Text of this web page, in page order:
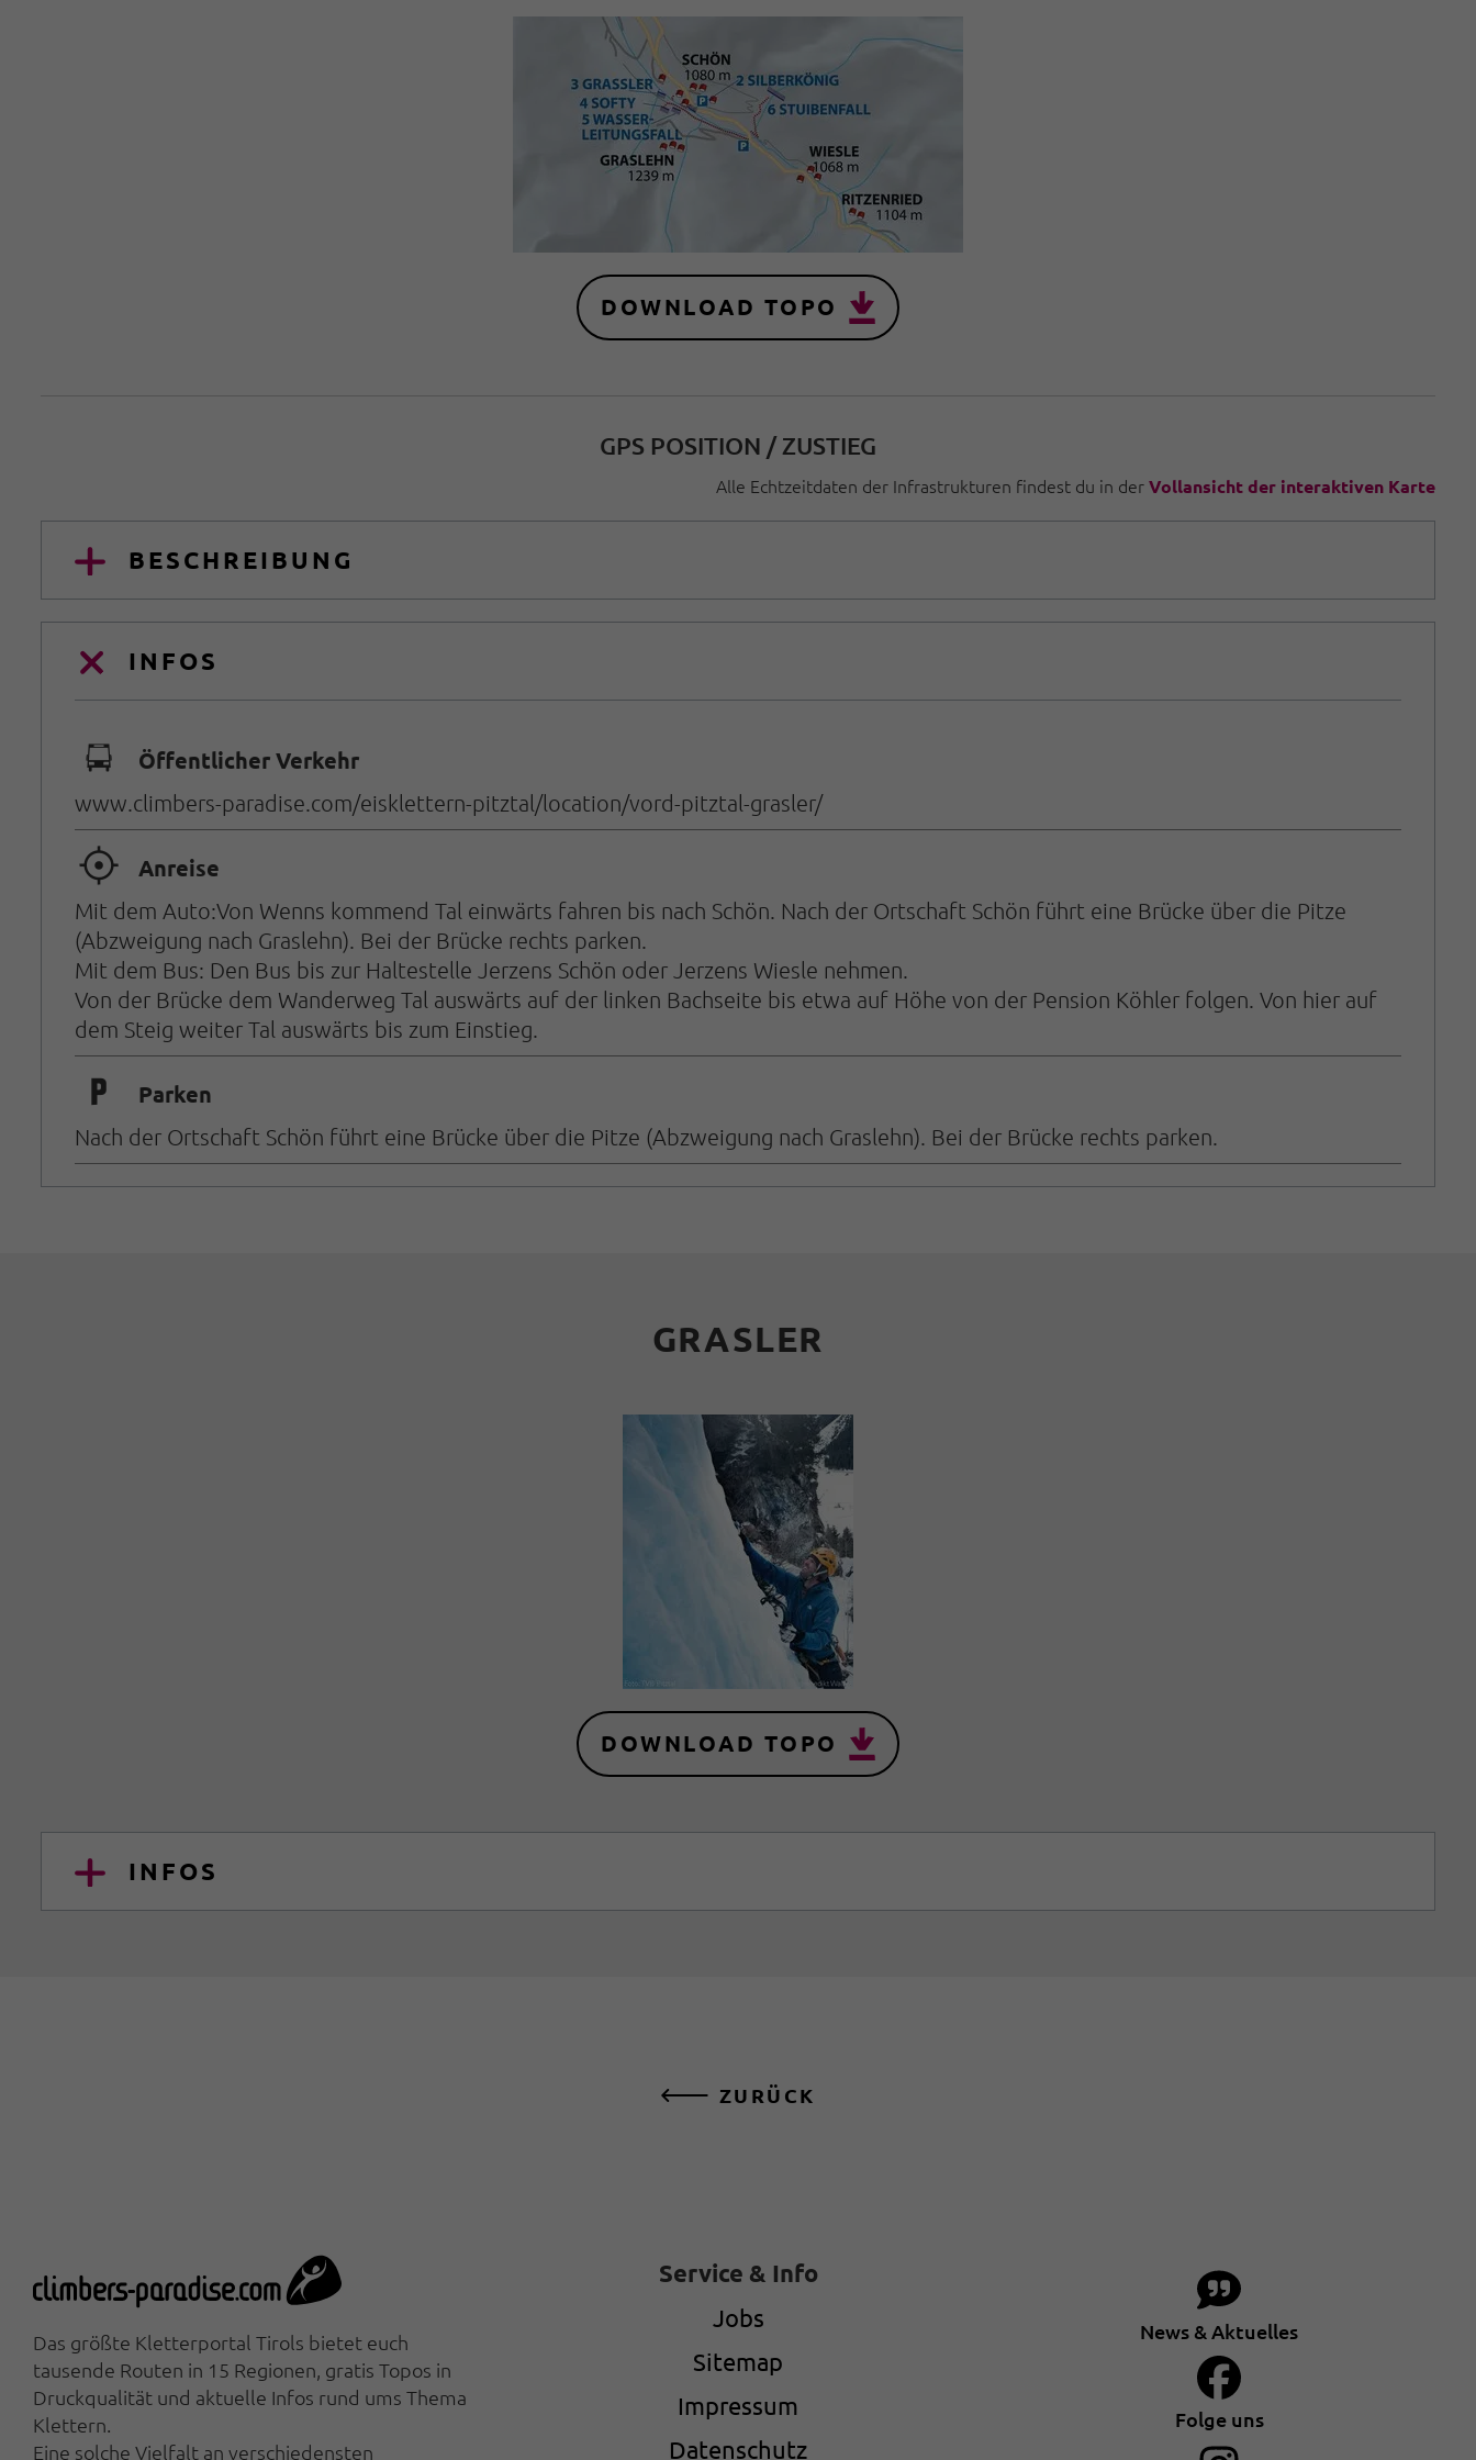
DOWNLOAD TOPO
GPS POSITION / ZUSTIEG
Alle Echtzeitdaten der Infrastrukturen findest du in derVollansicht der interaktiven Karte
BESCHREIBUNG
INFOS
🕞 Öffentlicher Verkehr
www.climbers-paradise.com/eisklettern-pitztal/location/vord-pitztal-grasler/
🞞 Anreise
Mit dem Auto:Von Wenns kommend Tal einwärts fahren bis nach Schön. Nach der Ortschaft Schön führt eine Brücke über die Pitze
(Abzweigung nach Graslehn). Bei der Brücke rechts parken.
Mit dem Bus: Den Bus bis zur Haltestelle Jerzens Schön oder Jerzens Wiesle nehmen.
Von der Brücke dem Wanderweg Tal auswärts auf der linken Bachseite bis etwa auf Höhe von der Pension Köhler folgen. Von hier auf
dem Steig weiter Tal auswärts bis zum Einstieg.
🐈 Parken
Nach der Ortschaft Schön führt eine Brücke über die Pitze (Abzweigung nach Graslehn). Bei der Brücke rechts parken.
GRASLER
DOWNLOAD TOPO
INFOS
ZURÜCK
Das größte Kletterportal Tirols bietet euch
tausende Routen in 15 Regionen, gratis Topos in
Druckqualität und aktuelle Infos rund ums Thema
Klettern.
Eine solche Vielfalt an verschiedensten
Service & Info
Jobs
Sitemap
Impressum
Datenschutz
News & Aktuelles
Folge uns